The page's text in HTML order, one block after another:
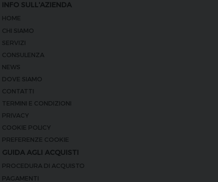
INFO SULL'AZIENDA
HOME
CHI SIAMO
SERVIZI
CONSULENZA
NEWS
DOVE SIAMO
CONTATTI
TERMINI E CONDIZIONI
PRIVACY
COOKIE POLICY
PREFERENZE COOKIE
GUIDA AGLI ACQUISTI
PROCEDURA DI ACQUISTO
PAGAMENTI